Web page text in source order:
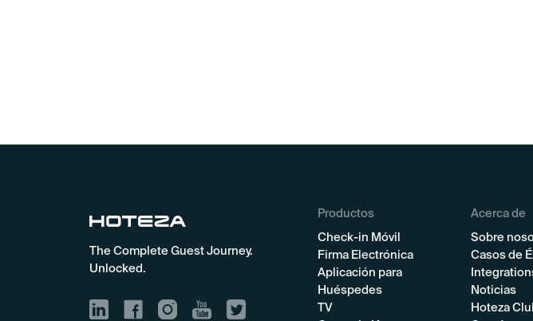
The Complete Guest Journey.
Unlocked.
Productos
Check-in Móvil
Firma Electrónica
Aplicación para
Huéspedes
TV
Acerca de
Sobre
Casos de
Noticias
Hoteza